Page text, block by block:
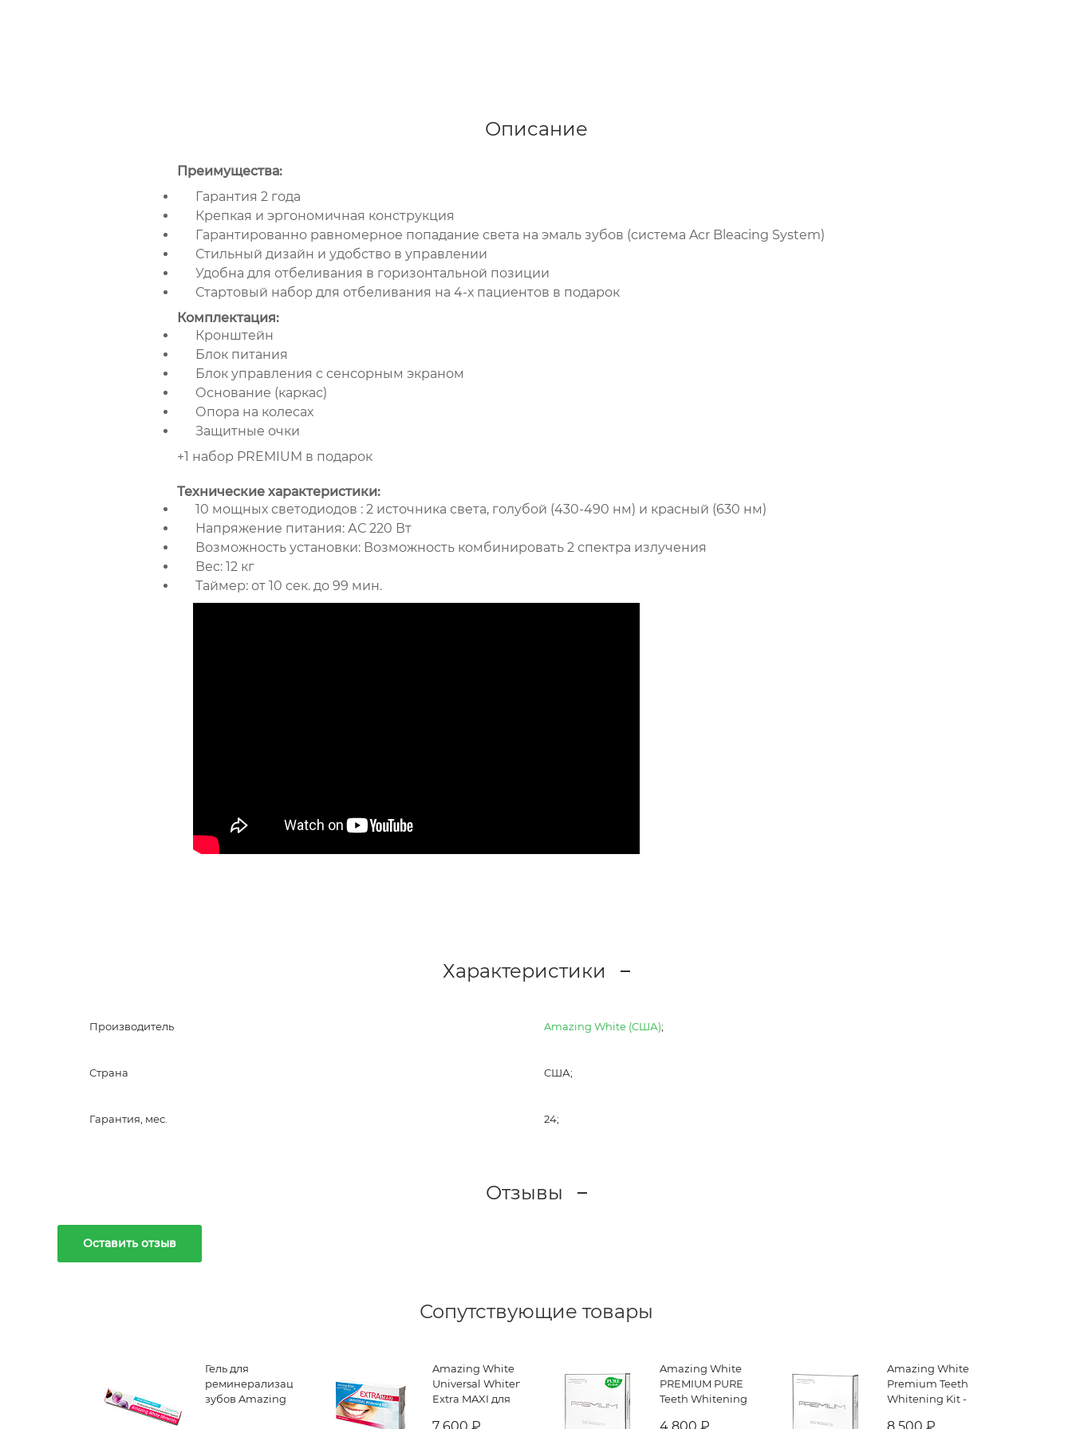
Описание
Преимущества:
Гарантия 2 года
Крепкая и эргономичная конструкция
Гарантированно равномерное попадание света на эмаль зубов (система Acr Bleacing System)
Стильный дизайн и удобство в управлении
Удобна для отбеливания в горизонтальной позиции
Стартовый набор для отбеливания на 4-х пациентов в подарок
Комплектация:
Кронштейн
Блок питания
Блок управления с сенсорным экраном
Основание (каркас)
Опора на колесах
Защитные очки
+1 набор PREMIUM в подарок
Технические характеристики:
10 мощных светодиодов : 2 источника света, голубой (430-490 нм) и красный (630 нм)
Напряжение питания: АС 220 Вт
Возможность установки: Возможность комбинировать 2 спектра излучения
Вес: 12 кг
Таймер: от 10 сек. до 99 мин.
Характеристики
Производитель Amazing White (США);
Страна США;
Гарантия, мес. 24;
Отзывы
Оставить отзыв
Сопутствующие товары
Гель для
реминерализации
зубов Amazing
Amazing White
Universal Whitening
Extra MAXI для
Amazing White
PREMIUM PURE
Teeth Whitening
Amazing White
Premium Teeth
Whitening Kit -